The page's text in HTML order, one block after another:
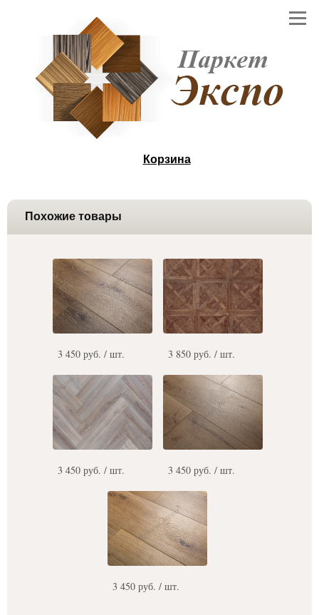
Корзина
Похожие товары
3 450 руб. / шт. 3 850 руб. / шт.
3 450 руб. / шт. 3 450 руб. / шт.
3 450 руб. / шт.